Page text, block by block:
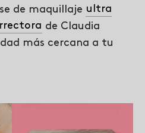
de maquillaje ultra
de Claudia
más cercana a tu